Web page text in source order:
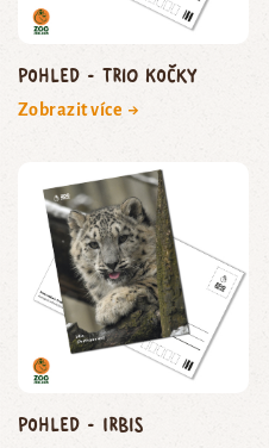
Pohled - trio kočky
Zobrazit více →
Pohled - irbis